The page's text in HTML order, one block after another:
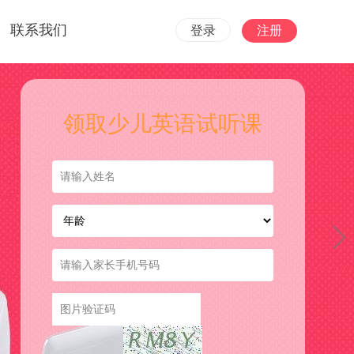
联系我们 登录 注册
领取少儿英语试听课